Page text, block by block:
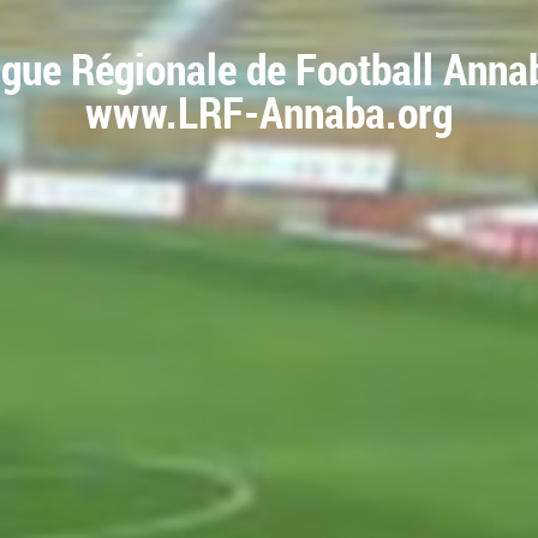
Régionale de Football
www.LRF-Annaba.org